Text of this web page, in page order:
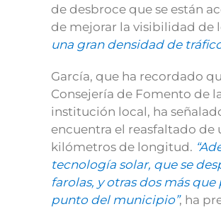
de desbroce que se están
de mejorar la visibilidad de
una gran densidad de
García, que ha recordado
Consejería de Fomento de
institución local, ha
encuentra el reasfaltado de
kilómetros de longitud.
tecnología solar, que se
farolas, y otras dos más
punto del municipio”, ha